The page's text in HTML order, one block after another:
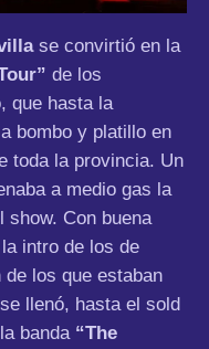
se convirtió en la
de los
que hasta la
bombo y platillo en
toda la provincia. Un
a medio gas la
show. Con buena
intro de los de
los que estaban
llenó, hasta el sold
banda “The